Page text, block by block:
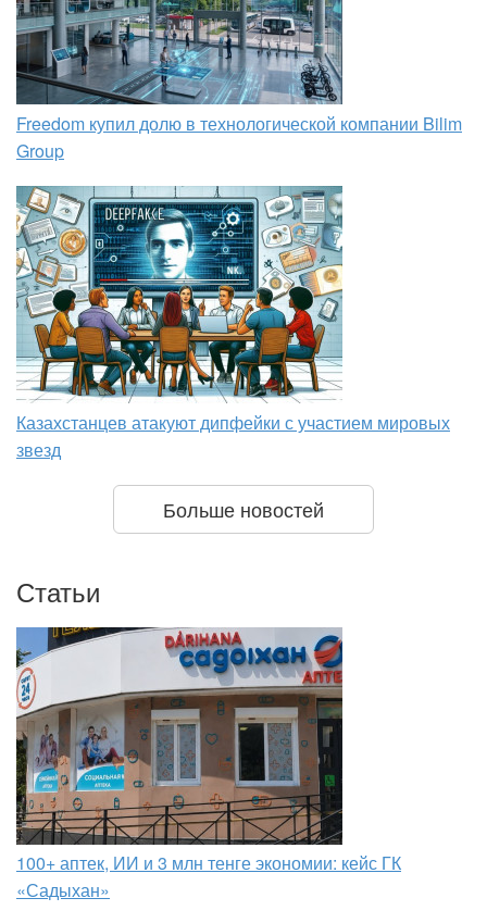
Freedom купил долю в технологической компании Bilim
Group
Казахстанцев атакуют дипфейки с участием мировых
звезд
Больше новостей
Статьи
100+ аптек, ИИ и 3 млн тенге экономии: кейс ГК
«Садыхан»